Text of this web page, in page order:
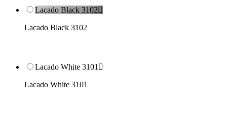
Lacado Black 3102
Lacado Black 3102
Lacado White 3101 
Lacado White 3101